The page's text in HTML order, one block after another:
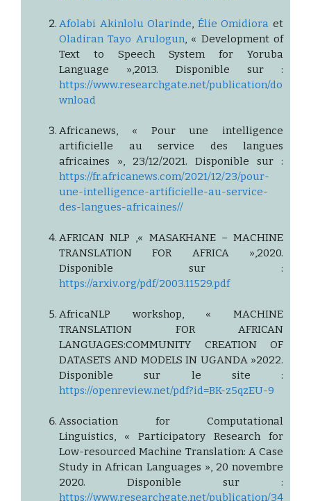
Afolabi Akinlolu Olarinde, Élie Omidiora et
Oladiran Tayo Arulogun, « Development of
Text to Speech System for Yoruba
Language »,2013. Disponible sur :
https://www.researchgate.net/publication/do
wnload
Africanews, « Pour une intelligence
artificielle au service des langues
africaines », 23/12/2021. Disponible sur :
https://fr.africanews.com/2021/12/23/pour-
une-intelligence-artificielle-au-service-
des-langues-africaines//
AFRICAN NLP ,« MASAKHANE – MACHINE
TRANSLATION FOR AFRICA »,2020.
Disponible sur :
https://arxiv.org/pdf/2003.11529.pdf
AfricaNLP workshop, « MACHINE
TRANSLATION FOR AFRICAN
LANGUAGES:COMMUNITY CREATION OF
DATASETS AND MODELS IN UGANDA »2022.
Disponible sur le site :
https://openreview.net/pdf?id=BK-z5qzEU-9
Association for Computational
Linguistics, « Participatory Research for
Low-resourced Machine Translation: A Case
Study in African Languages », 20 novembre
2020. Disponible sur :
https://www.researchgate.net/publication/34